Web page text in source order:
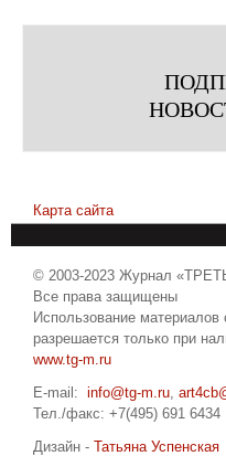
Карта сайта
© 2003-2023 Журнал
Все права защищены
Использование материалов
разрешается только при
www.tg-m.ru
E-mail: info@tg-m.ru,
Тел./факс: +7(495) 691 6434
Дизайн - Татьяна Успенская